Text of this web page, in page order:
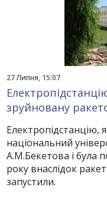
27 Липня, 15:07
зруйновану
Електропідстанцію,
національний
А.М.Бекетова і була
року внаслідок
запустили.